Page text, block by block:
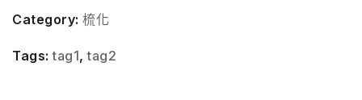
Category: 梳化
Tags:tag1,tag2